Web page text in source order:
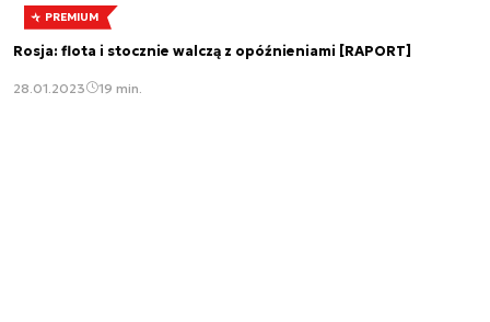
PREMIUM
Rosja: flota i stocznie walczą z opóźnieniami [RAPORT]
28.01.2023 19 min.